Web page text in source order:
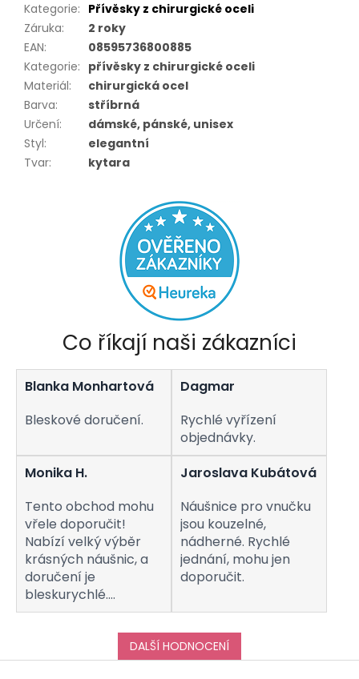
Kategorie: Přívěsky z chirurgické oceli
Záruka:
2 roky
EAN:
08595736800885
Kategorie: přívěsky z chirurgické oceli
Materiál:
chirurgická ocel
Barva:
stříbrná
Určení:
dámské, pánské, unisex
Styl:
elegantní
Tvar: kytara
Co říkají naši zákazníci
Blanka Monhartová
Bleskové doručení.
Dagmar
Rychlé vyřízení
objednávky.
Monika H.
Tento obchod mohu
vřele doporučit!
Nabízí velký výběr
krásných náušnic, a
doručení je
bleskurychlé.
Komunikaci s
obchodem hodnotím
taktéž na jedničku!
Děkuji za vše, a určitě
Jaroslava Kubátová
Náušnice pro vnučku
jsou kouzelné,
nádherné. Rychlé
jednání, mohu jen
doporučit.
DALŠÍ HODNOCENÍ
Z